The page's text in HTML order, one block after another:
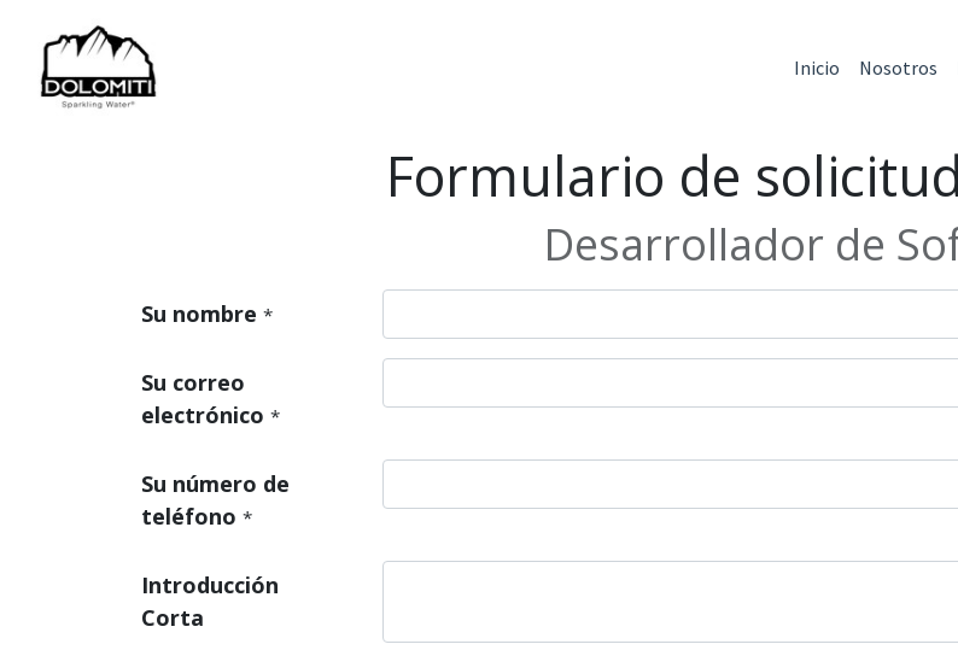
Inicio Nosotros
Formulario de
Desarrollador de
Su nombre *
Su correo
electrónico *
Su número de
teléfono *
Introducción
Corta